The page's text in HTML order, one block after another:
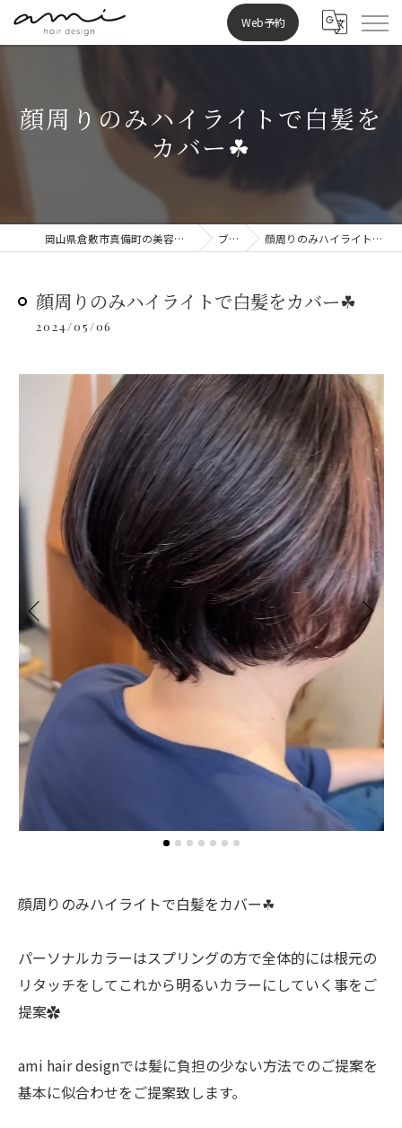
Web予約
顔周りのみハイライトで白髪を
カバー☘︎
岡山県倉敷市真備町の美容室ならami hair design ブログ 顔周りのみハイライトで白髪をカバー☘︎
顔周りのみハイライトで白髪をカバー☘︎
2024/05/06
顔周りのみハイライトで白髪をカバー☘︎
パーソナルカラーはスプリングの方で全体的には根元の
リタッチをしてこれから明るいカラーにしていく事をご
提案✿
ami hair designでは髪に負担の少ない方法でのご提案を
基本に似合わせをご提案致します。